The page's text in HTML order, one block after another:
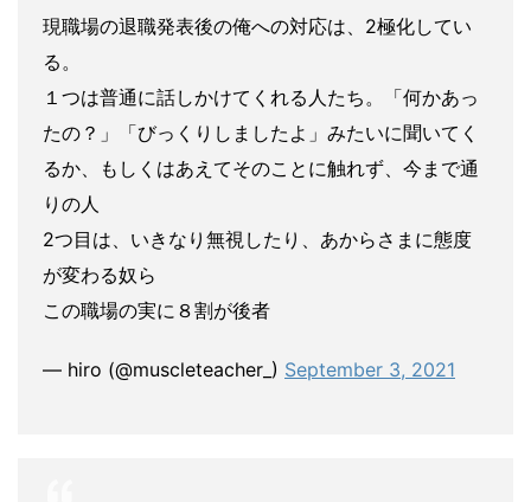
現職場の退職発表後の俺への対応は、2極化してい
る。
１つは普通に話しかけてくれる人たち。「何かあっ
たの？」「びっくりしましたよ」みたいに聞いてく
るか、もしくはあえてそのことに触れず、今まで通
りの人
2つ目は、いきなり無視したり、あからさまに態度
が変わる奴ら
この職場の実に８割が後者
— hiro (@muscleteacher_) September 3, 2021